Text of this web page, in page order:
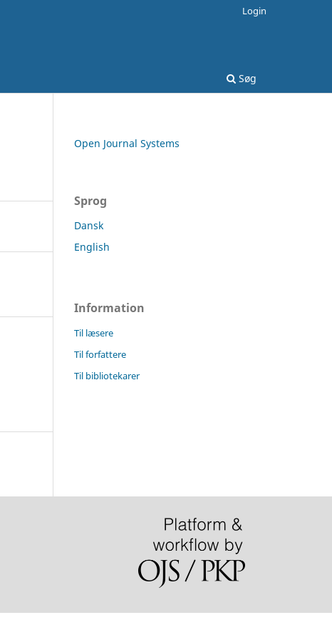
Søg
Login
Open Journal Systems
Sprog
Dansk
English
Information
Til læsere
Til forfattere
Til bibliotekarer